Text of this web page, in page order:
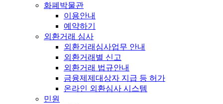
화폐박물관
이용안내
예약하기
외환거래 심사
외환거래심사업무 안내
외환거래별 신고
외환거래 법규안내
금융제제대상자 지급 등 허가
온라인 외환심사 시스템
민원